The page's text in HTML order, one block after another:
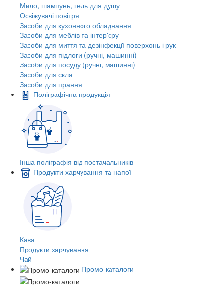
Мило, шампунь, гель для душу
Освіжувачі повітря
Засоби для кухонного обладнання
Засоби для меблів та інтер'єру
Засоби для миття та дезінфекції поверхонь і рук
Засоби для підлоги (ручні, машинні)
Засоби для посуду (ручні, машинні)
Засоби для скла
Засоби для прання
Поліграфічна продукція
Інша поліграфія від постачальників
Продукти харчування та напої
Кава
Продукти харчування
Чай
Промо-каталоги